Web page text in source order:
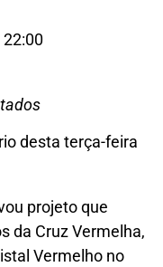
desta terça-feira
projeto que
da Cruz Vermelha,
Vermelho no